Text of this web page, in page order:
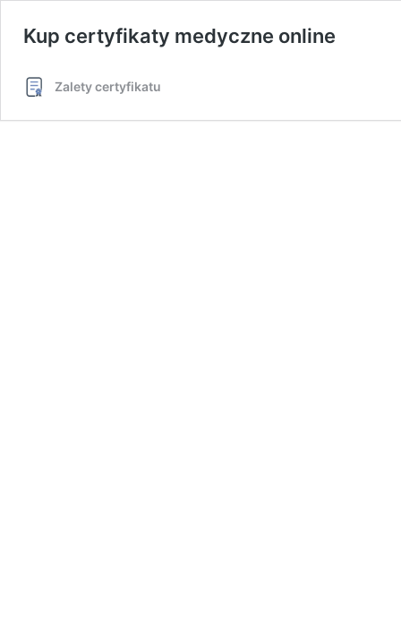
Kup certyfikaty medyczne online
Zalety certyfikatu